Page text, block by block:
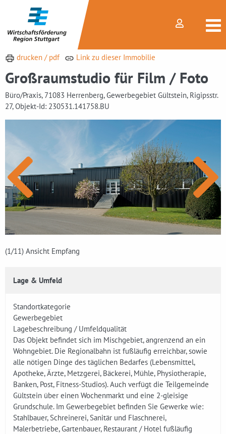
drucken / pdf Link zu dieser Immobilie
Großraumstudio für Film / Foto
Büro/Praxis, 71083 Herrenberg, Gewerbegebiet Gültstein, Rigipsstr.
27, Objekt-Id: 230531.141758.BU
(1/11) Ansicht Empfang
Lage & Umfeld
Standortkategorie
Gewerbegebiet
Lagebeschreibung / Umfeldqualität
Das Objekt befindet sich im Mischgebiet, angrenzend an ein
Wohngebiet. Die Regionalbahn ist fußläufig erreichbar, sowie
alle nötigen Dinge des täglichen Bedarfes (Lebensmittel,
Apotheke, Ärzte, Metzgerei, Bäckerei, Mühle, Physiotherapie,
Banken, Post, Fitness-Studios). Auch verfügt die Teilgemeinde
Gültstein über einen Wochenmarkt und eine 2-gleisige
Grundschule. Im Gewerbegebiet befinden Sie Gewerke wie:
Stahlbauer, Schreinerei, Sanitär und Flaschnerei,
Malerbetriebe, Gartenbauer, Restaurant / Hotel fußläufig